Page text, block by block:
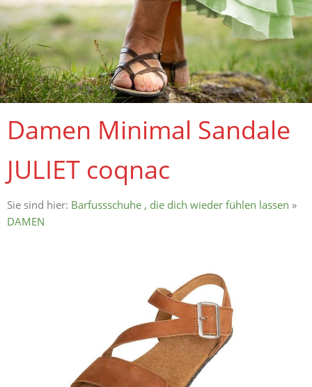
Damen Minimal Sandale
JULIET coqnac
Sie sind hier: Barfussschuhe , die dich wieder fühlen lassen »
DAMEN